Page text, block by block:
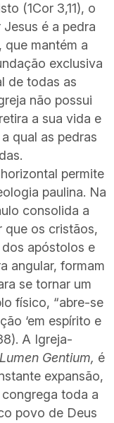
(1Cor 3,11), o
é a pedra
que mantém a
exclusiva
de todas as
não possui
a sua vida e
qual as pedras
permite
paulina. Na
consolida a
que os cristãos,
apóstolos e
angular, formam
se tornar um
físico, “abre-se
‘em espírito e
A Igreja-
Lumen Gentium, é
expansão,
toda a
povo de Deus